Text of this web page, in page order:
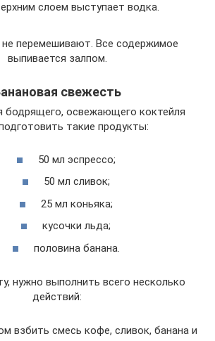
слоем выступает водка.
перемешивают. Все содержимое
выпивается залпом.
свежесть
бодрящего, освежающего коктейля
такие продукты:
50 мл эспрессо;
50 мл сливок;
25 мл коньяка;
кусочки льда;
половина банана.
нужно выполнить всего несколько
действий:
взбить смесь кофе, сливок, банана и